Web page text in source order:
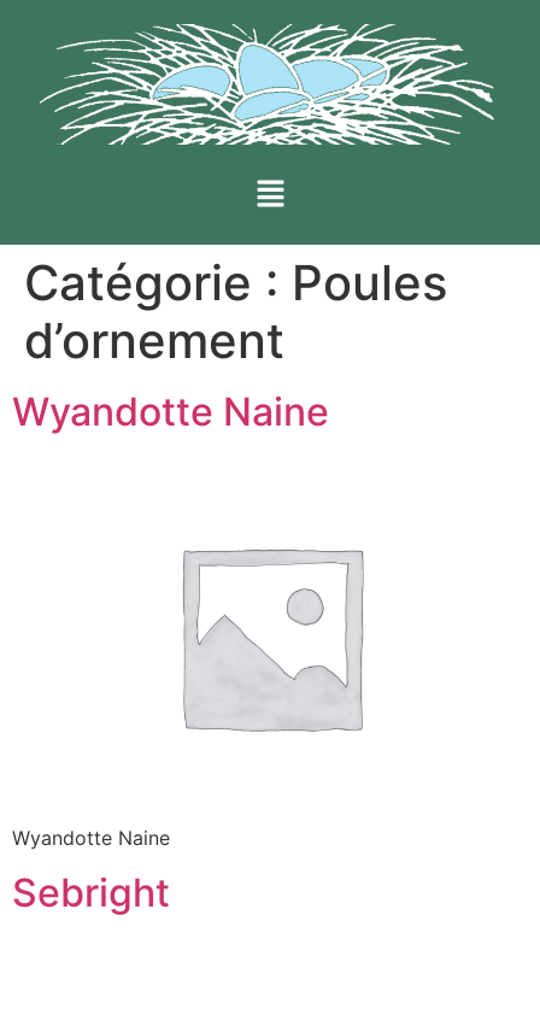
Catégorie : Poules
d’ornement
Wyandotte Naine
Wyandotte Naine
Sebright